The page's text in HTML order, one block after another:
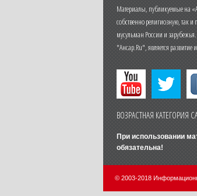
Материалы, публикуемые на
собственно религиозную, так
мусульман России и
"Ансар.Ru", является
ВОЗРАСТНАЯ КАТЕГОРИЯ
При использовании
обязательна!
© 2003-2018